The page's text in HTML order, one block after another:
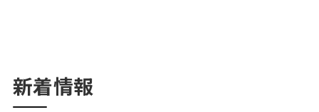
新着情報